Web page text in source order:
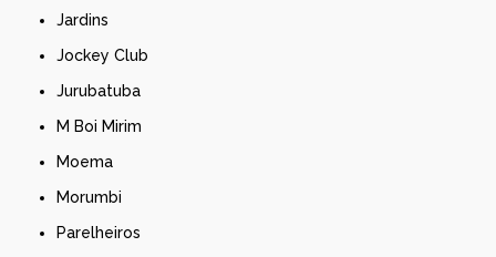
Jardins
Jockey Club
Jurubatuba
M Boi Mirim
Moema
Morumbi
Parelheiros